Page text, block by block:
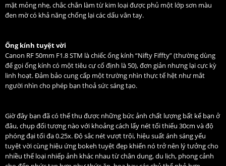
mặt mỏng nhẹ, chắc chắn làm từ kim loại được phủ một lớp sơn màu
đen mờ có khả năng chống lại các dấu vân tay.
Ống kính tuyệt vời
Canon RF 50mm F1.8 STM là chiếc ống kính “Nifty Fiffty” (thường dùng
để gọi ống kính có một tiêu cự cố định là 50), đơn giản nhưng lại cực kỳ
linh hoạt. Đảm bảo cung cấp một trường nhìn thực tế hệt như mắt
người nhìn cho phép bạn thoả sức sáng tạo.
Giờ đây bạn đã có thể thu được những bức ảnh chất lượng bất kể bạn ở
đâu, chụp đối tượng nào với khoảng cách lấy nét tối thiểu 30cm và độ
phóng đại tối đa 0.25x. Độ sắc nét vượt trội, hiệu suất ánh sáng yếu
tuyệt vời cùng hiệu ứng bokeh tuyệt đẹp khiến nó trở nên lý tưởng cho
nhiều thể loại nhiếp ảnh khác nhau từ chân dung, du lịch, phong cảnh